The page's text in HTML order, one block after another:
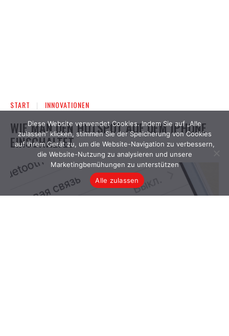
Diese Website verwendet Cookies. Indem Sie auf „Alle
zulassen“ klicken, stimmen Sie der Speicherung von Cookies
auf Ihrem Gerät zu, um die Website-Navigation zu verbessern,
die Website-Nutzung zu analysieren und unsere
Marketingbemühungen zu unterstützen
Alle zulassen